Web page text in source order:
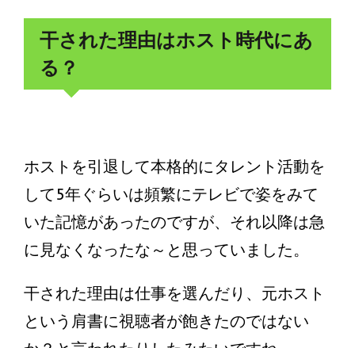
干された理由はホスト時代にあ
る？
ホストを引退して本格的にタレント活動を
して5年ぐらいは頻繁にテレビで姿をみて
いた記憶があったのですが、それ以降は急
に見なくなったな～と思っていました。
干された理由は仕事を選んだり、元ホスト
という肩書に視聴者が飽きたのではない